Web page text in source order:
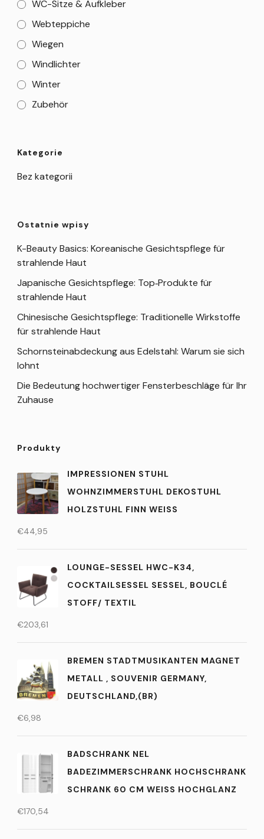
WC-Sitze & Aufkleber
Webteppiche
Wiegen
Windlichter
Winter
Zubehör
Kategorie
Bez kategorii
Ostatnie wpisy
K-Beauty Basics: Koreanische Gesichtspflege für
strahlende Haut
Japanische Gesichtspflege: Top‑Produkte für
strahlende Haut
Chinesische Gesichtspflege: Traditionelle Wirkstoffe
für strahlende Haut
Schornsteinabdeckung aus Edelstahl: Warum sie sich
lohnt
Die Bedeutung hochwertiger Fensterbeschläge für Ihr
Zuhause
Produkty
IMPRESSIONEN STUHL
WOHNZIMMERSTUHL DEKOSTUHL
HOLZSTUHL FINN WEISS
€44,95
LOUNGE-SESSEL HWC-K34,
COCKTAILSESSEL SESSEL, BOUCLÉ
STOFF/ TEXTIL
€203,61
BREMEN STADTMUSIKANTEN MAGNET
METALL , SOUVENIR GERMANY,
DEUTSCHLAND,(BR)
€6,98
BADSCHRANK NEL
BADEZIMMERSCHRANK HOCHSCHRANK
SCHRANK 60 CM WEISS HOCHGLANZ
€170,54